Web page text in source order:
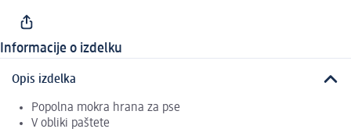
Informacije o izdelku
Opis izdelka
Popolna mokra hrana za pse
V obliki paštete